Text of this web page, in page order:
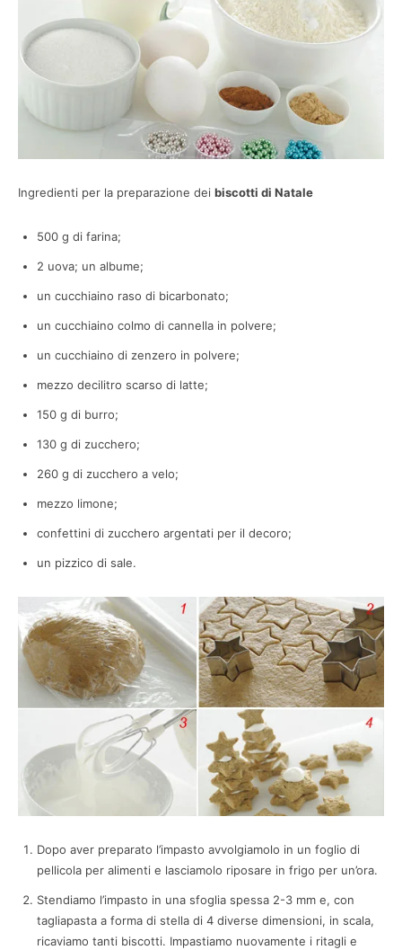
Ingredienti per la preparazione dei biscotti di Natale
500 g di farina;
2 uova; un albume;
un cucchiaino raso di bicarbonato;
un cucchiaino colmo di cannella in polvere;
un cucchiaino di zenzero in polvere;
mezzo decilitro scarso di latte;
150 g di burro;
130 g di zucchero;
260 g di zucchero a velo;
mezzo limone;
confettini di zucchero argentati per il decoro;
un pizzico di sale.
Dopo aver preparato l’impasto avvolgiamolo in un foglio di
pellicola per alimenti e lasciamolo riposare in frigo per un’ora.
Stendiamo l’impasto in una sfoglia spessa 2-3 mm e, con
tagliapasta a forma di stella di 4 diverse dimensioni, in scala,
ricaviamo tanti biscotti. Impastiamo nuovamente i ritagli e